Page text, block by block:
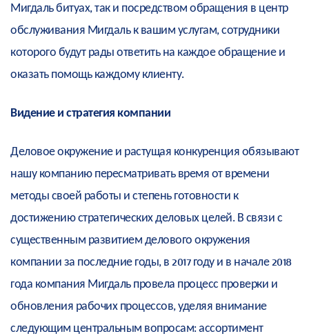
Мигдаль битуах, так и посредством обращения в центр
обслуживания Мигдаль к вашим услугам, сотрудники
которого будут рады ответить на каждое обращение и
оказать помощь каждому клиенту.
Видение и стратегия компании
Деловое окружение и растущая конкуренция обязывают
нашу компанию пересматривать время от времени
методы своей работы и степень готовности к
достижению стратегических деловых целей. В связи с
существенным развитием делового окружения
компании за последние годы, в 2017 году и в начале 2018
года компания Мигдаль провела процесс проверки и
обновления рабочих процессов, уделяя внимание
следующим центральным вопросам: ассортимент